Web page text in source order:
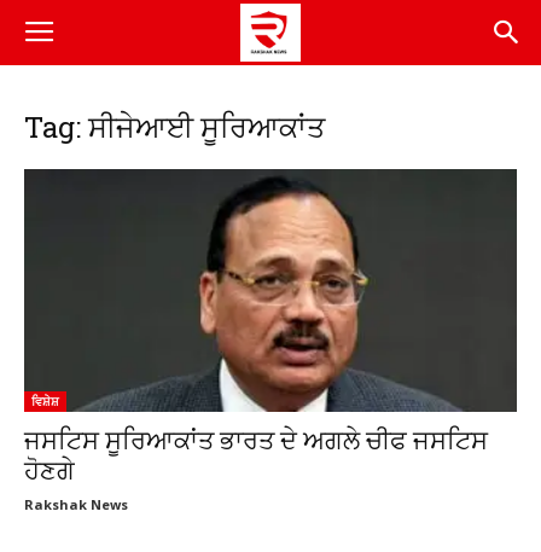
Tag: ਸੀਜੇਆਈ ਸੂਰਿਆਕਾਂਤ
ਵਿਸ਼ੇਸ਼
ਜਸਟਿਸ ਸੂਰਿਆਕਾਂਤ ਭਾਰਤ ਦੇ ਅਗਲੇ ਚੀਫ ਜਸਟਿਸ
ਹੋਣਗੇ
Rakshak News